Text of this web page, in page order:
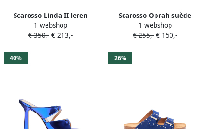
Scarosso Linda II leren
ballerina's Blauw
1 webshop
€ 350,- € 213,-
Scarosso Oprah suède
loafers Blauw
1 webshop
€ 255,- € 150,-
40% 26%